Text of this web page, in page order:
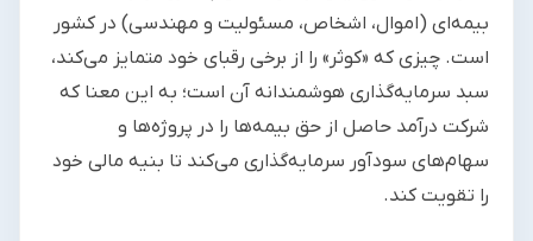
بیمه‌ای (اموال، اشخاص، مسئولیت و مهندسی) در کشور
است. چیزی که «کوثر» را از برخی رقبای خود متمایز می‌کند،
سبد سرمایه‌گذاری هوشمندانه آن است؛ به این معنا که
شرکت درآمد حاصل از حق بیمه‌ها را در پروژه‌ها و
سهام‌های سودآور سرمایه‌گذاری می‌کند تا بنیه مالی خود
را تقویت کند.